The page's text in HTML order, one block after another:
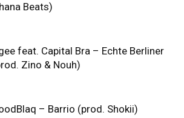
Beats)
feat. Capital Bra – Echte Berliner
Zino & Nouh)
– Barrio (prod. Shokii)